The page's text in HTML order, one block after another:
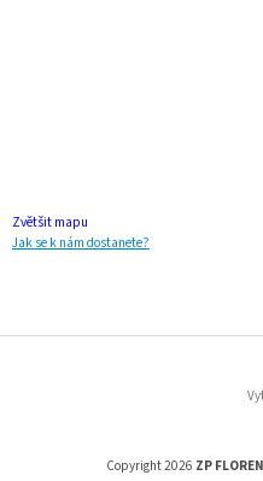
Zvětšit mapu
Jak se k nám dostanete?
Copyright 2026 ZP